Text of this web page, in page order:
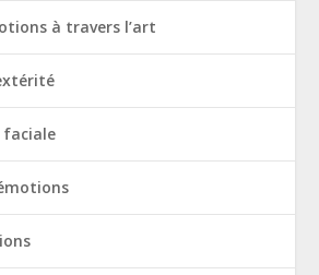
à travers l’art
faciale